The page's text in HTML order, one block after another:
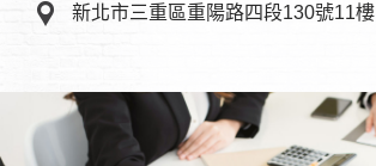
新北市三重區重陽路四段130號11樓